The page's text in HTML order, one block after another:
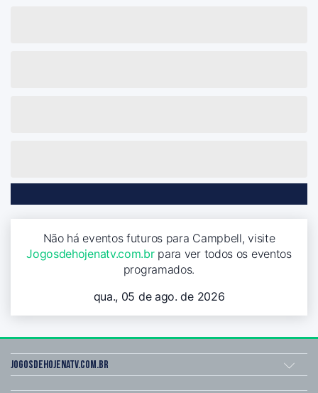
Não há eventos futuros para Campbell, visite
Jogosdehojenatv.com.brpara ver todos os eventos
programados.
qua., 05 de ago. de 2026
Jogosdehojenatv.com.br